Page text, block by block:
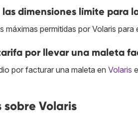
las dimensiones límite para
máximas permitidas por Volaris
por llevar una maleta
por facturar una maleta en Volaris
sobre Volaris